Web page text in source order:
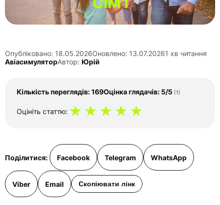
Опубліковано: 18.05.2026Оновлено: 13.07.20261 хв читання
АвіасимуляторАвтор: Юрій
Кількість переглядів: 169Оцінка глядачів: 5/5 (1)
Оцініть статтю: ★ ★ ★ ★ ★
Поділитися: Facebook Telegram WhatsApp
Viber Email Скопіювати лінк